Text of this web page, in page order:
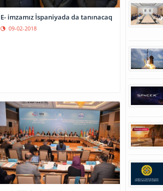
E- imzamız İspaniyada da tanınacaq
09-02-2018